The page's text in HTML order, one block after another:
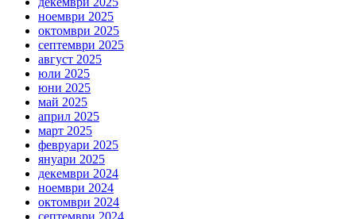
ноември 2025
октомври 2025
септември 2025
август 2025
юли 2025
юни 2025
май 2025
април 2025
март 2025
февруари 2025
януари 2025
декември 2024
ноември 2024
октомври 2024
септември 2024